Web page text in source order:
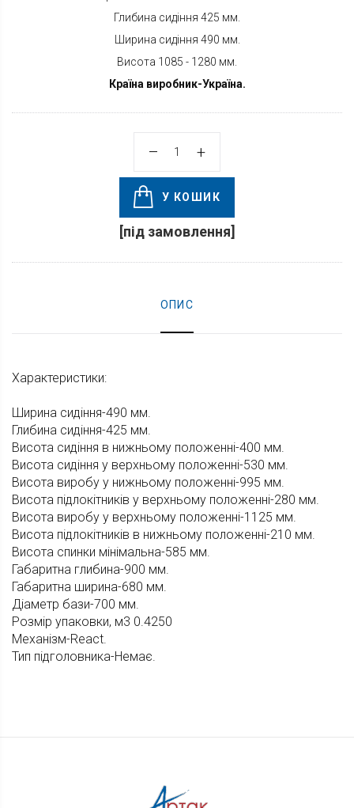
Глибина сидіння 425 мм.
Ширина сидіння 490 мм.
Висота 1085 - 1280 мм.
Країна виробник-Україна.
У КОШИК
[під замовлення]
ОПИС
Характеристики:
Ширина сидіння-490 мм.
Глибина сидіння-425 мм.
Висота сидіння в нижньому положенні-400 мм.
Висота сидіння у верхньому положенні-530 мм.
Висота виробу у нижньому положенні-995 мм.
Висота підлокітників у верхньому положенні-280 мм.
Висота виробу у верхньому положенні-1125 мм.
Висота підлокітників в нижньому положенні-210 мм.
Висота спинки мінімальна-585 мм.
Габаритна глибина-900 мм.
Габаритна ширина-680 мм.
Діаметр бази-700 мм.
Розмір упаковки, м3 0.4250
Механізм-React.
Тип підголовника-Немає.